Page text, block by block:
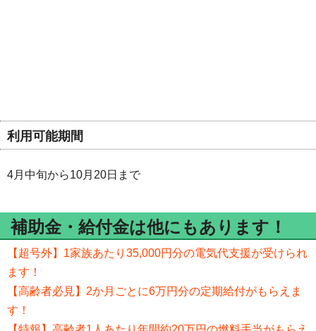
利用可能期間
4月中旬から10月20日まで
補助金・給付金は他にもあります！
【超号外】1家族あたり35,000円分の電気代支援が受けられ
ます！
【高齢者必見】2か月ごとに6万円分の定期給付がもらえま
す！